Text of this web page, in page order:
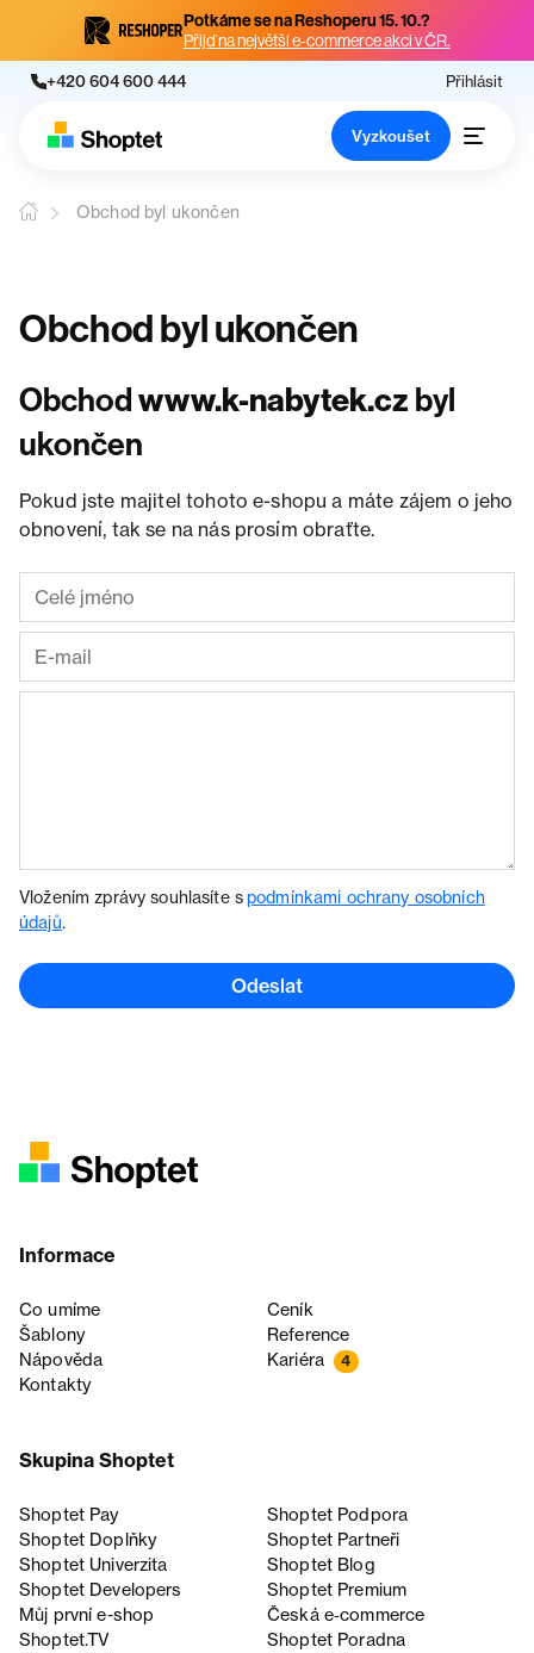
Potkáme se na Reshoperu 15. 10.?
Přijď na největší e-commerce akci v ČR.
+420 604 600 444 Přihlásit
Vyzkoušet
Obchod byl ukončen
Obchod byl ukončen
Obchodwww.k-nabytek.cz byl
ukončen
Pokud jste majitel tohoto e-shopu a máte zájem o jeho
obnovení, tak se na nás prosím obraťte.
Vložením zprávy souhlasíte spodmínkami ochrany osobních
údajů.
Odeslat
Informace
Co umíme
Ceník
Šablony
Reference
Nápověda
Kariéra 4
Kontakty
Skupina Shoptet
Shoptet Pay
Shoptet Podpora
Shoptet Doplňky
Shoptet Partneři
Shoptet Univerzita
Shoptet Blog
Shoptet Developers
Shoptet Premium
Můj první e-shop
Česká e‑commerce
Shoptet.TV
Shoptet Poradna